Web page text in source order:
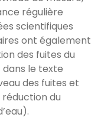
régulière
scientifiques
ont également
des fuites du
dans le texte
des fuites et
du